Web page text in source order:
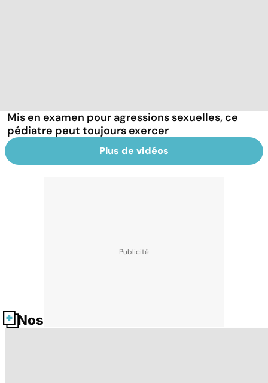
Mis en examen pour agressions sexuelles, ce
pédiatre peut toujours exercer
Plus de vidéos
Nos fiches santé